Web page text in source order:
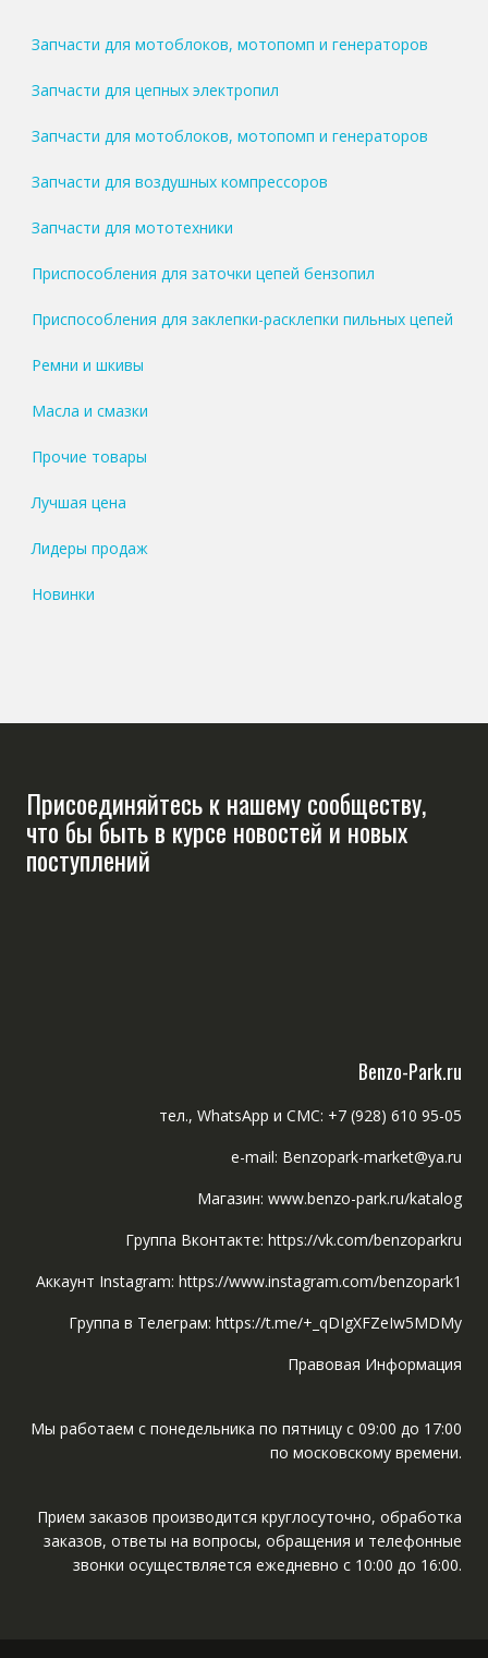
Запчасти для мотоблоков, мотопомп и генераторов
Запчасти для цепных электропил
Запчасти для мотоблоков, мотопомп и генераторов
Запчасти для воздушных компрессоров
Запчасти для мототехники
Приспособления для заточки цепей бензопил
Приспособления для заклепки-расклепки пильных цепей
Ремни и шкивы
Масла и смазки
Прочие товары
Лучшая цена
Лидеры продаж
Новинки
Присоединяйтесь к нашему сообществу,
что бы быть в курсе новостей и новых
поступлений
Benzo-Park.ru
тел., WhatsApp и СМС: +7 (928) 610 95-05
e-mail: Benzopark-market@ya.ru
Магазин: www.benzo-park.ru/katalog
Группа Вконтакте: https://vk.com/benzoparkru
Аккаунт Instagram: https://www.instagram.com/benzopark1
Группа в Телеграм: https://t.me/+_qDIgXFZeIw5MDMy
Правовая Информация
Мы работаем с понедельника по пятницу с 09:00 до 17:00
по московскому времени.
Прием заказов производится круглосуточно, обработка
заказов, ответы на вопросы, обращения и телефонные
звонки осуществляется ежедневно с 10:00 до 16:00.